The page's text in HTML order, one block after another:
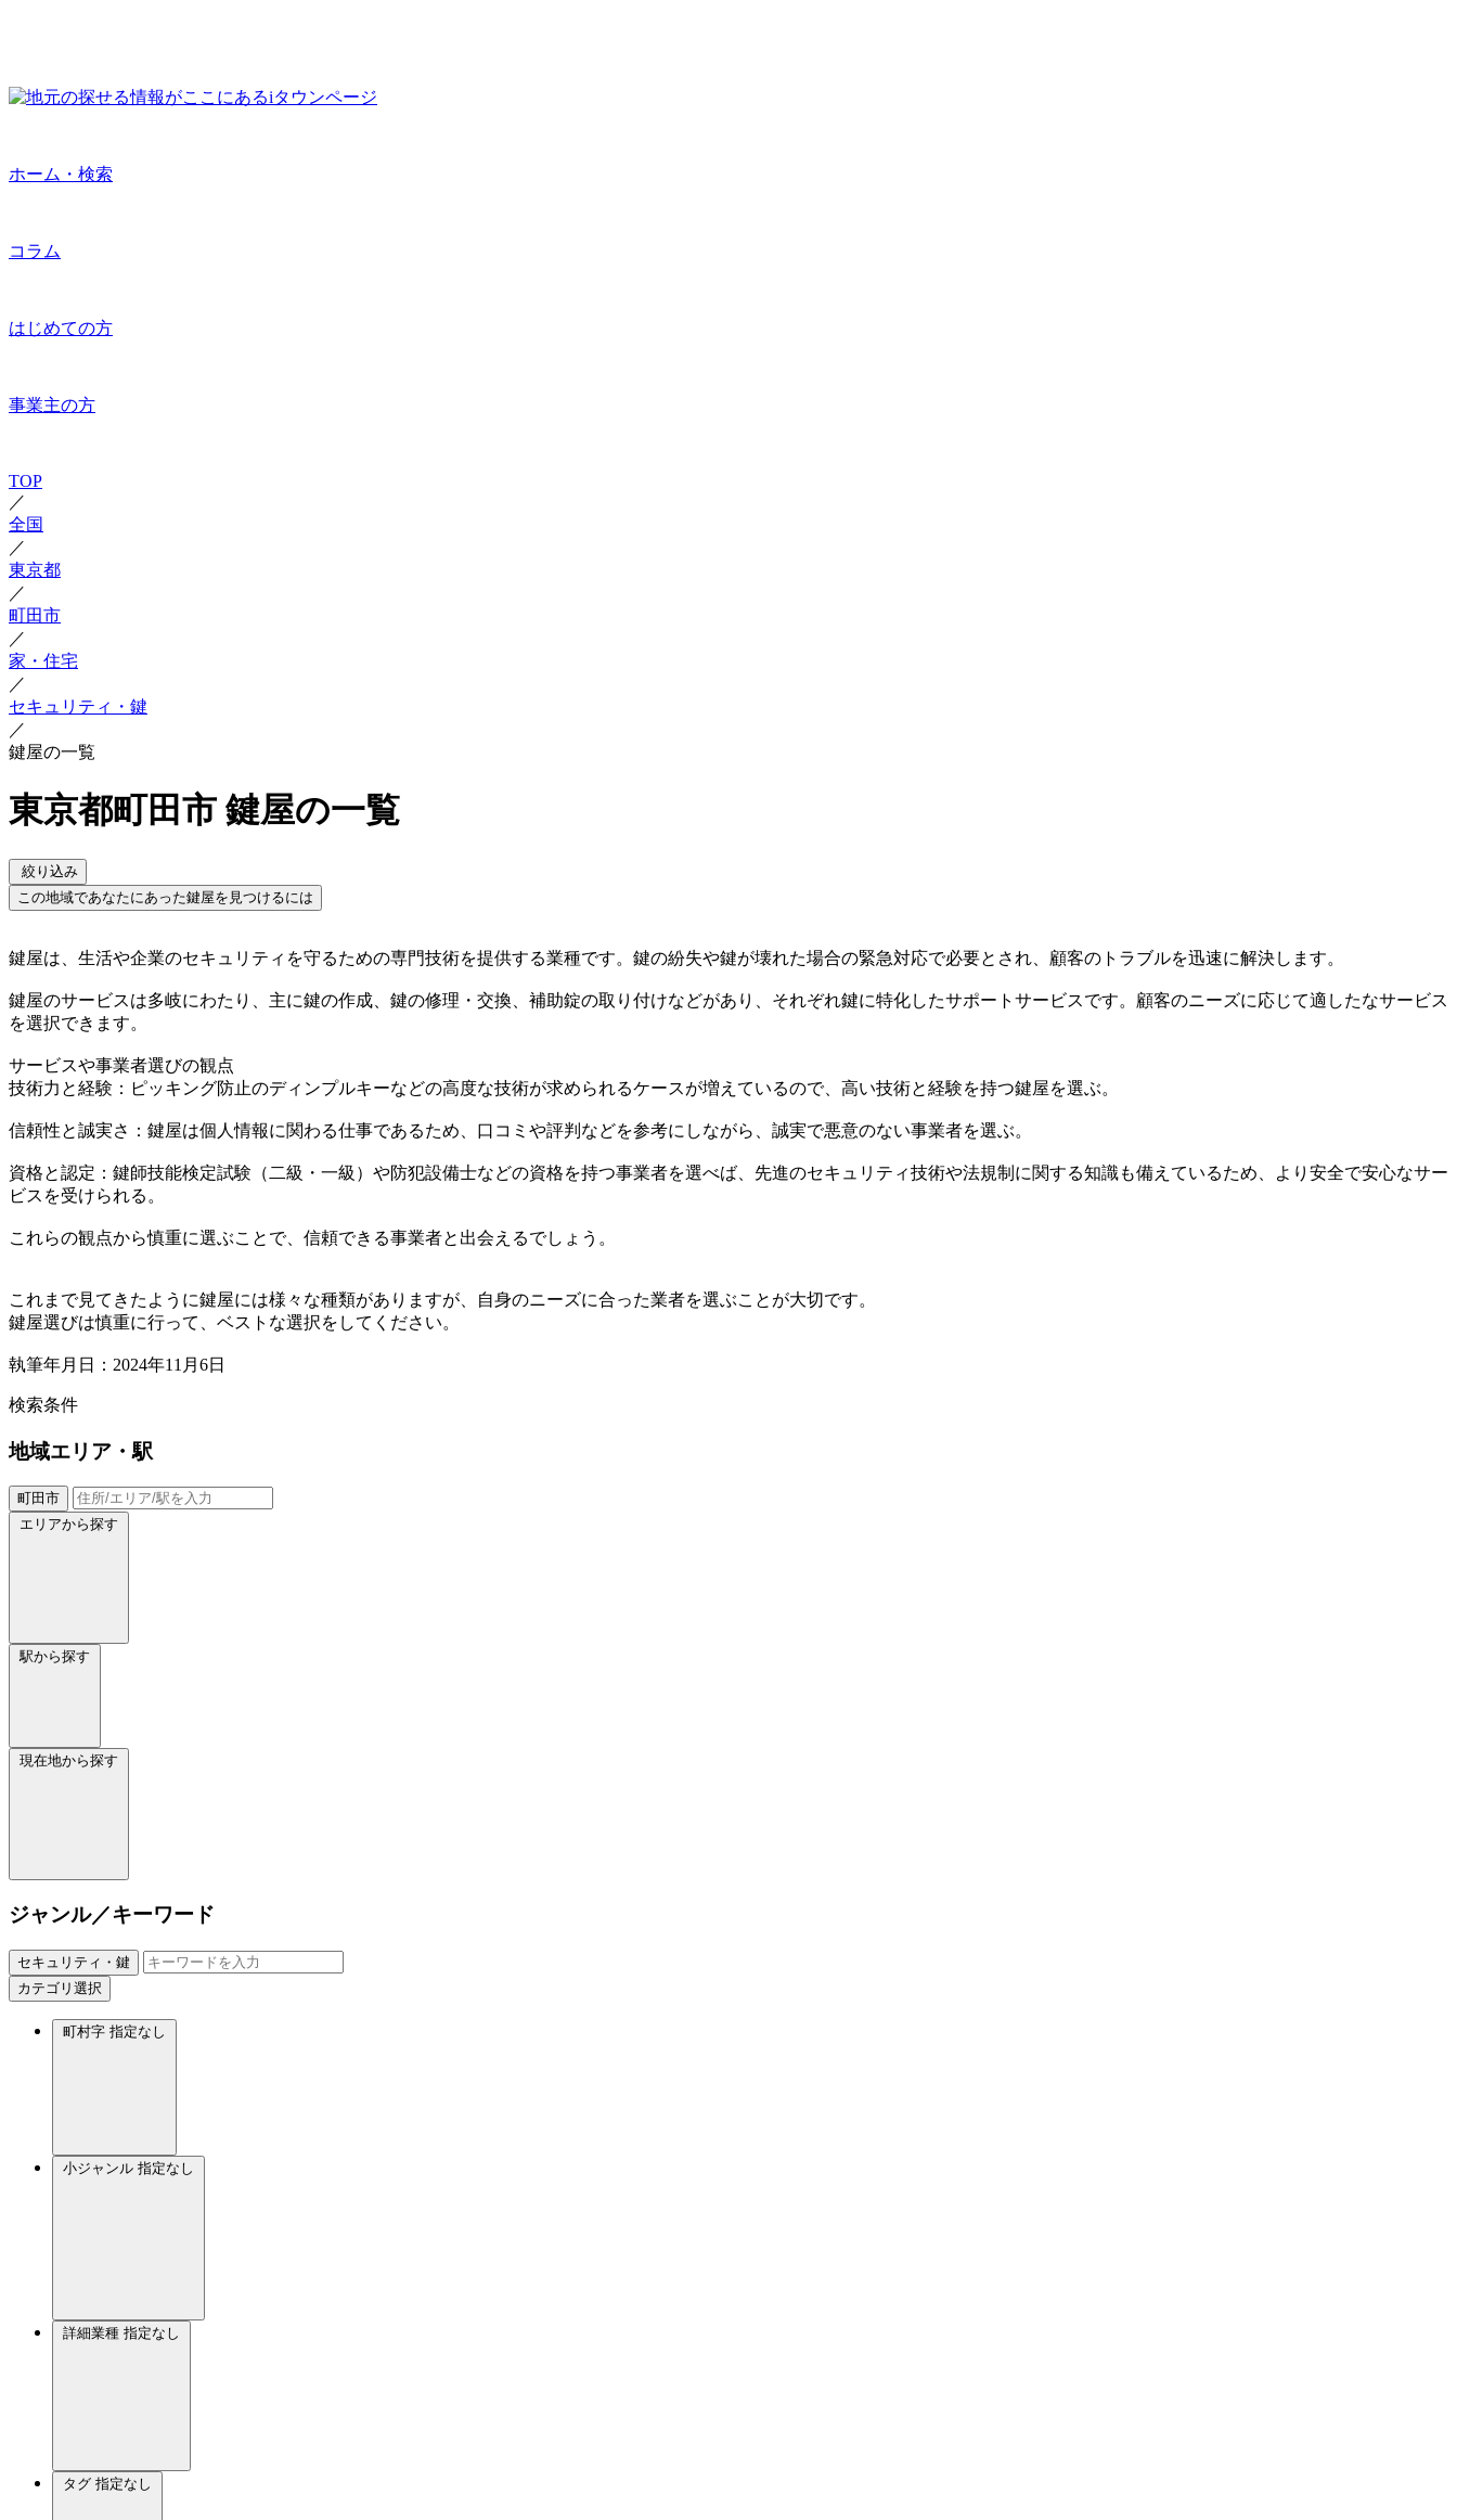
ホーム・検索
コラム
はじめての方
事業主の方
TOP
／
全国
／
東京都
／
町田市
／
家・住宅
／
セキュリティ・鍵
／
鍵屋の一覧
東京都町田市 鍵屋の一覧
絞り込み
この地域であなたにあった鍵屋を見つけるには
鍵屋は、生活や企業のセキュリティを守るための専門技術を提供する業種です。鍵の紛失や鍵が壊れた場合の緊急対応で必要とされ、顧客のトラブルを迅速に解決します。
鍵屋のサービスは多岐にわたり、主に鍵の作成、鍵の修理・交換、補助錠の取り付けなどがあり、それぞれ鍵に特化したサポートサービスです。顧客のニーズに応じて適したなサービス
を選択できます。
サービスや事業者選びの観点
技術力と経験：ピッキング防止のディンプルキーなどの高度な技術が求められるケースが増えているので、高い技術と経験を持つ鍵屋を選ぶ。
信頼性と誠実さ：鍵屋は個人情報に関わる仕事であるため、口コミや評判などを参考にしながら、誠実で悪意のない事業者を選ぶ。
資格と認定：鍵師技能検定試験（二級・一級）や防犯設備士などの資格を持つ事業者を選べば、先進のセキュリティ技術や法規制に関する知識も備えているため、より安全で安心なサー
ビスを受けられる。
これらの観点から慎重に選ぶことで、信頼できる事業者と出会えるでしょう。
これまで見てきたように鍵屋には様々な種類がありますが、自身のニーズに合った業者を選ぶことが大切です。
鍵屋選びは慎重に行って、ベストな選択をしてください。
執筆年月日：2024年11月6日
検索条件
地域エリア・駅
町田市
エリアから探す
駅から探す
現在地から探す
ジャンル／キーワード
セキュリティ・鍵
カテゴリ選択
町村字 指定なし
小ジャンル 指定なし
詳細業種 指定なし
タグ 指定なし